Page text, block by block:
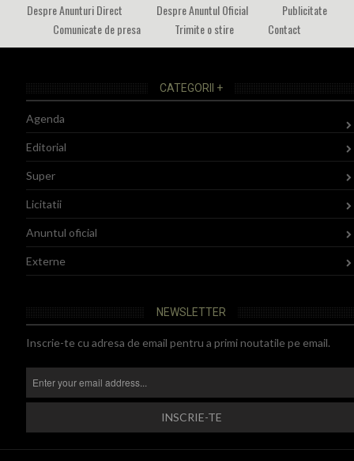
Despre Anunturi Direct
Despre Anuntul Oficial
Publicitate
Comunicate de presa
Trimite o stire Contact
CATEGORII +
Agenda
Editorial
Super
Licitatii
Anuntul oficial
Externe
NEWSLETTER
Inscrie-te cu adresa de email pentru a primi noutatile pe email.